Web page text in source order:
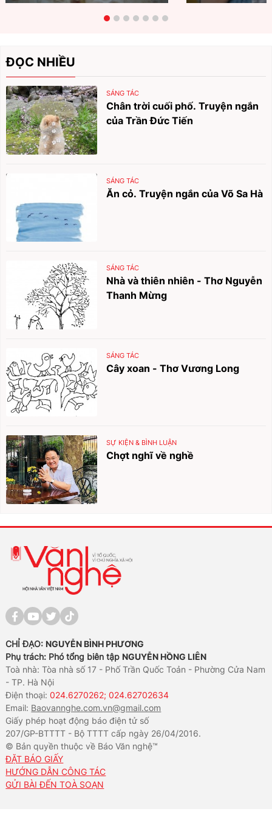
ĐỌC NHIỀU
SÁNG TÁC
Chân trời cuối phố. Truyện ngắn
của Trần Đức Tiến
SÁNG TÁC
Ăn cỏ. Truyện ngắn của Võ Sa Hà
SÁNG TÁC
Nhà và thiên nhiên - Thơ Nguyễn
Thanh Mừng
SÁNG TÁC
Cây xoan - Thơ Vương Long
SỰ KIỆN & BÌNH LUẬN
Chợt nghĩ về nghề
CHỈ ĐẠO: NGUYỄN BÌNH PHƯƠNG
Phụ trách: Phó tổng biên tập NGUYỄN HỒNG LIÊN
Toà nhà: Tòa nhà số 17 - Phố Trần Quốc Toản - Phường Cửa Nam
- TP. Hà Nội
Điện thoại:024.6270262; 024.62702634
Email: Baovannghe.com.vn@gmail.com
Giấy phép hoạt động báo điện tử số
207/GP-BTTTT - Bộ TTTT cấp ngày 26/04/2016.
© Bản quyền thuộc về Báo Văn nghệ™
ĐẶT BÁO GIẤY
HƯỚNG DẪN CÔNG TÁC
GỬI BÀI ĐẾN TOÀ SOẠN